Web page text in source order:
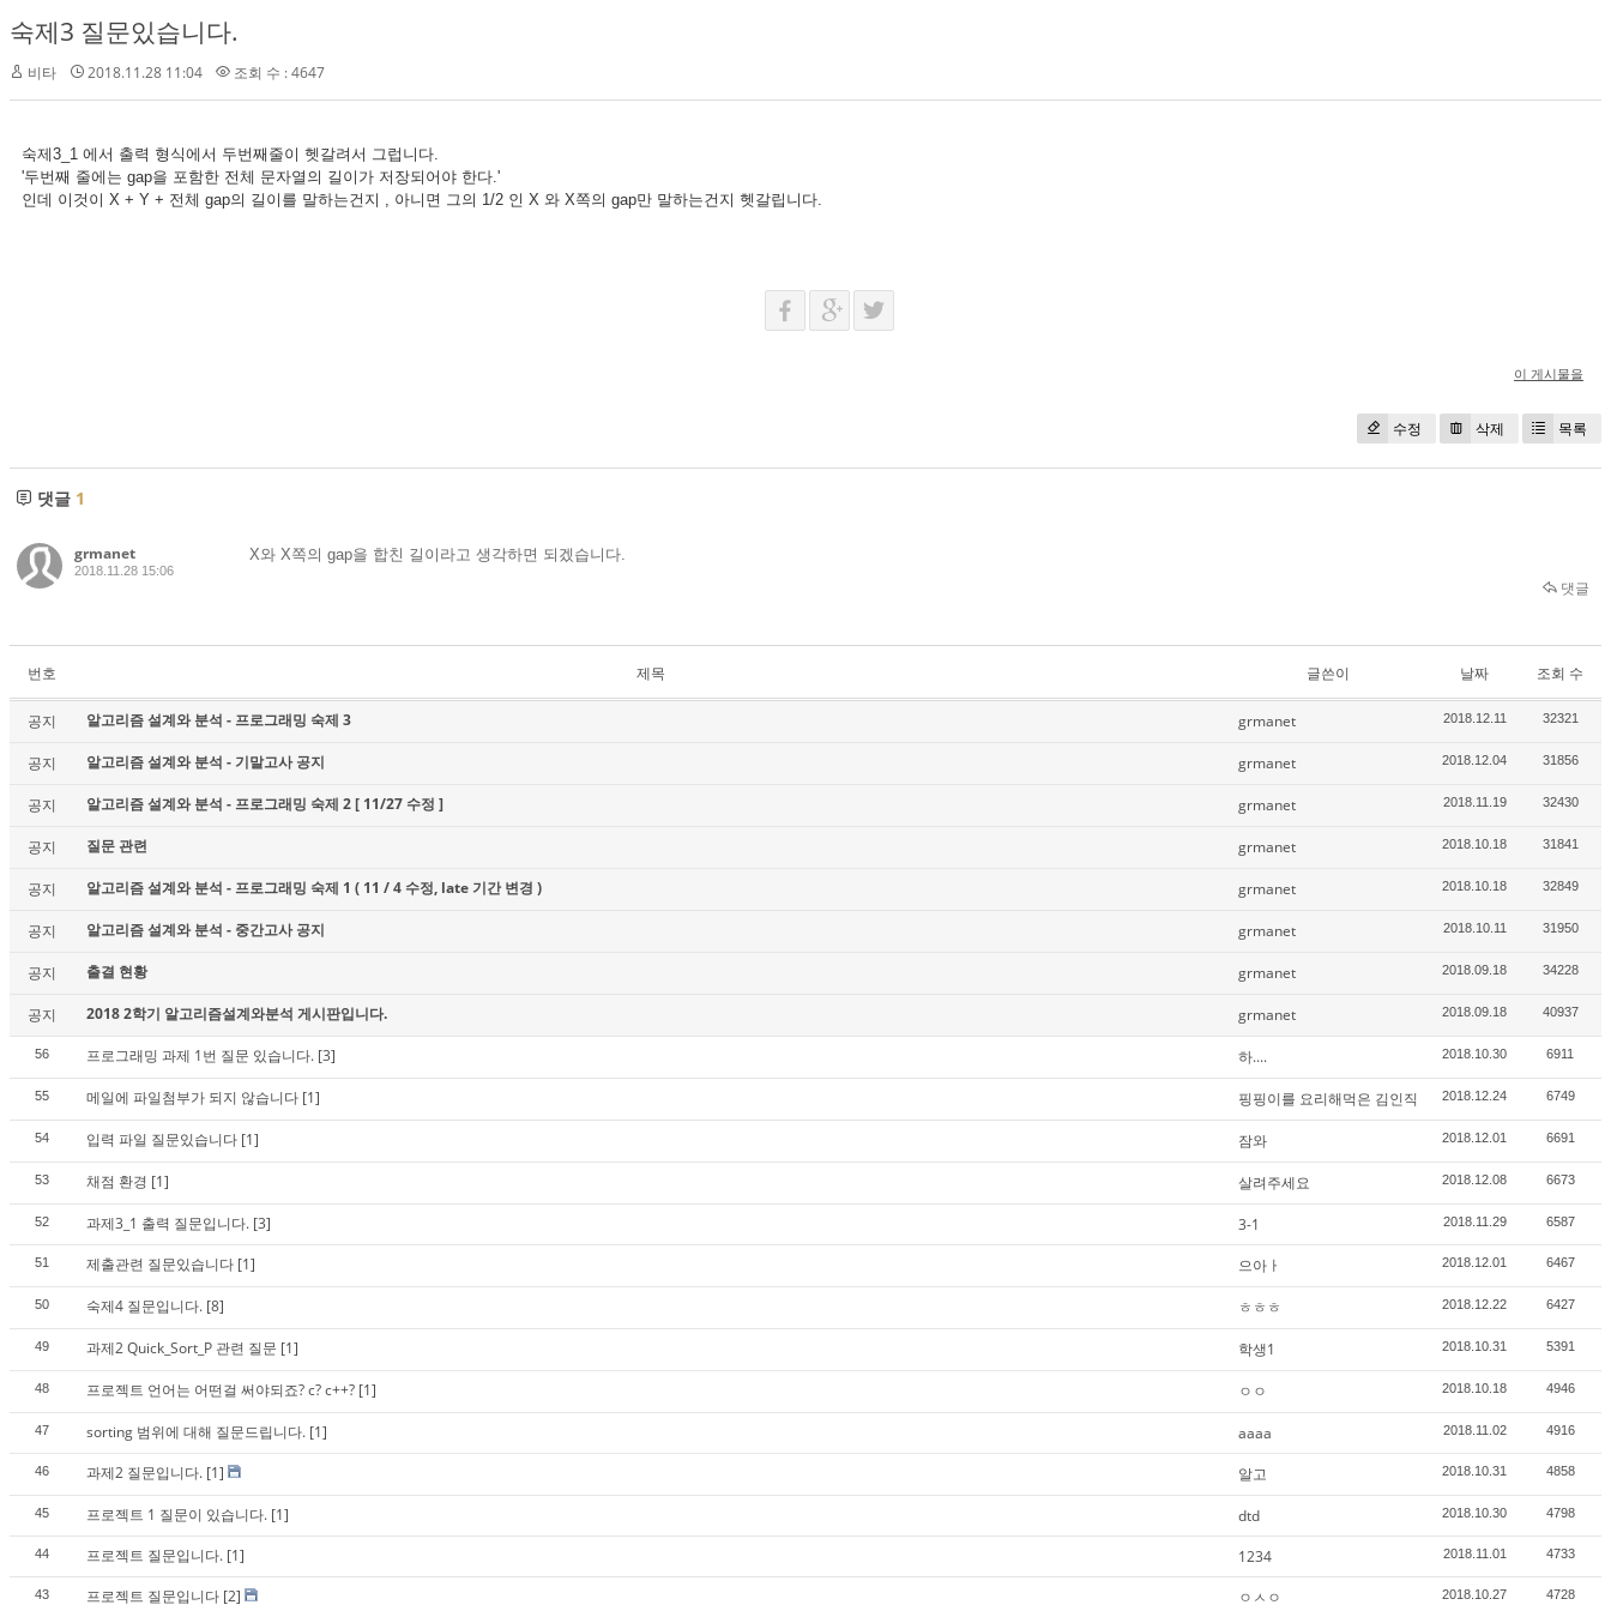
숙제3 질문있습니다.
비타 2018.11.28 11:04 조회 수 : 4647
숙제3_1 에서 출력 형식에서 두번째줄이 헷갈려서 그럽니다.
'두번째 줄에는 gap을 포함한 전체 문자열의 길이가 저장되어야 한다.'
인데 이것이 X + Y + 전체 gap의 길이를 말하는건지 , 아니면 그의 1/2 인 X 와 X쪽의 gap만 말하는건지 헷갈립니다.
이 게시물을
수정 삭제 목록
댓글 1
grmanet
2018.11.28 15:06
X와 X쪽의 gap을 합친 길이라고 생각하면 되겠습니다.
댓글
번호 제목 글쓴이 날짜 조회 수
공지 알고리즘 설계와 분석 - 프로그래밍 숙제 3 grmanet 2018.12.11 32321
공지 알고리즘 설계와 분석 - 기말고사 공지 grmanet 2018.12.04 31856
공지 알고리즘 설계와 분석 - 프로그래밍 숙제 2 [ 11/27 수정 ] grmanet 2018.11.19 32430
공지 질문 관련 grmanet 2018.10.18 31841
공지 알고리즘 설계와 분석 - 프로그래밍 숙제 1 ( 11 / 4 수정, late 기간 변경 ) grmanet 2018.10.18 32849
공지 알고리즘 설계와 분석 - 중간고사 공지 grmanet 2018.10.11 31950
공지 출결 현황 grmanet 2018.09.18 34228
공지 2018 2학기 알고리즘설계와분석 게시판입니다. grmanet 2018.09.18 40937
56 프로그래밍 과제 1번 질문 있습니다. [3] 하.... 2018.10.30 6911
55 메일에 파일첨부가 되지 않습니다 [1] 핑핑이를 요리해먹은 김인직 2018.12.24 6749
54 입력 파일 질문있습니다 [1] 잠와 2018.12.01 6691
53 채점 환경 [1] 살려주세요 2018.12.08 6673
52 과제3_1 출력 질문입니다. [3] 3-1 2018.11.29 6587
51 제출관련 질문있습니다 [1] 으아ㅏ 2018.12.01 6467
50 숙제4 질문입니다. [8] ㅎㅎㅎ 2018.12.22 6427
49 과제2 Quick_Sort_P 관련 질문 [1] 학생1 2018.10.31 5391
48 프로젝트 언어는 어떤걸 써야되죠? c? c++? [1] ㅇㅇ 2018.10.18 4946
47 sorting 범위에 대해 질문드립니다. [1] aaaa 2018.11.02 4916
46 과제2 질문입니다. [1] 알고 2018.10.31 4858
45 프로젝트 1 질문이 있습니다. [1] dtd 2018.10.30 4798
44 프로젝트 질문입니다. [1] 1234 2018.11.01 4733
43 프로젝트 질문입니다 [2] ㅇㅅㅇ 2018.10.27 4728